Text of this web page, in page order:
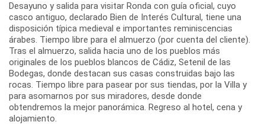
Desayuno y salida para visitar Ronda con guía oficial, cuyo
casco antiguo, declarado Bien de Interés Cultural, tiene una
disposición típica medieval e importantes reminiscencias
árabes. Tiempo libre para el almuerzo (por cuenta del cliente).
Tras el almuerzo, salida hacia uno de los pueblos más
originales de los pueblos blancos de Cádiz, Setenil de las
Bodegas, donde destacan sus casas construidas bajo las
rocas. Tiempo libre para pasear por sus tiendas, por la Villa y
para asomarnos por sus miradores, desde donde
obtendremos la mejor panorámica. Regreso al hotel, cena y
alojamiento.